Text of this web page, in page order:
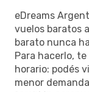
eDreams
vuelos baratos
barato nunca
Para hacerlo,
horario: podés
menor